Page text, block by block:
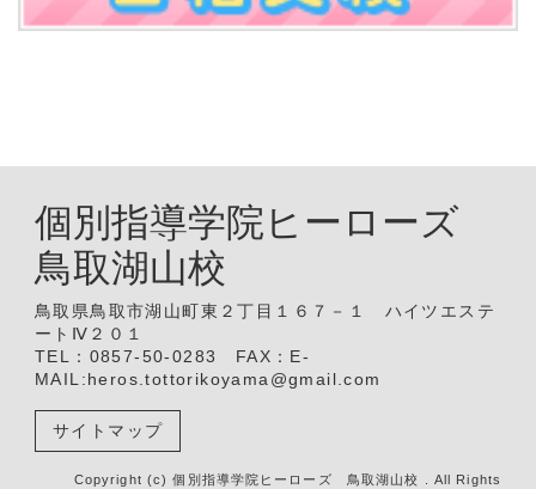
個別指導学院ヒーローズ
鳥取湖山校
鳥取県鳥取市湖山町東２丁目１６７－１ ハイツエステ
ートⅣ２０１
TEL：0857-50-0283 FAX：E-
MAIL:heros.tottorikoyama@gmail.com
サイトマップ
Copyright (c) 個別指導学院ヒーローズ 鳥取湖山校 . All Rights